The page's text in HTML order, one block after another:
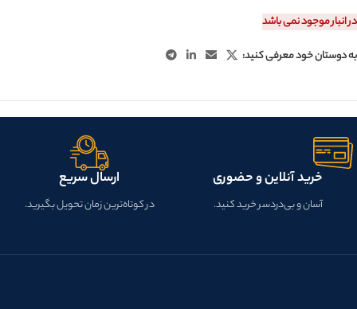
در انبار موجود نمی باشد
به دوستان خود معرفی کنید:
خرید آنلاین و حضوری
آسان و بی‌دردسر خرید کنید.
ارسال سریع
در کوتاه‌ترین زمان تحویل بگیرید.